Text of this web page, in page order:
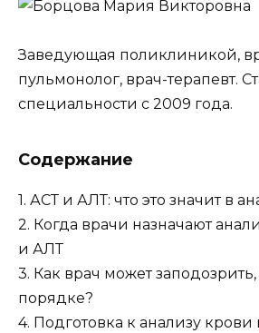
Заведующая поликлиникой,
пульмонолог, врач-терапевт.
специальности с 2009 года.
Содержание
1. АСТ и АЛТ: что это значит в
2. Когда врачи назначают
и АЛТ
3. Как врач может
порядке?
4. Подготовка к анализу